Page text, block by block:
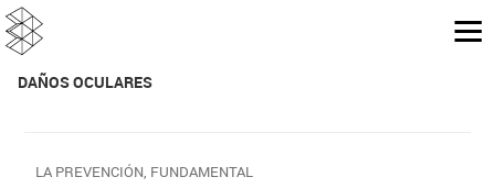
DAÑOS OCULARES
LA PREVENCIÓN, FUNDAMENTAL